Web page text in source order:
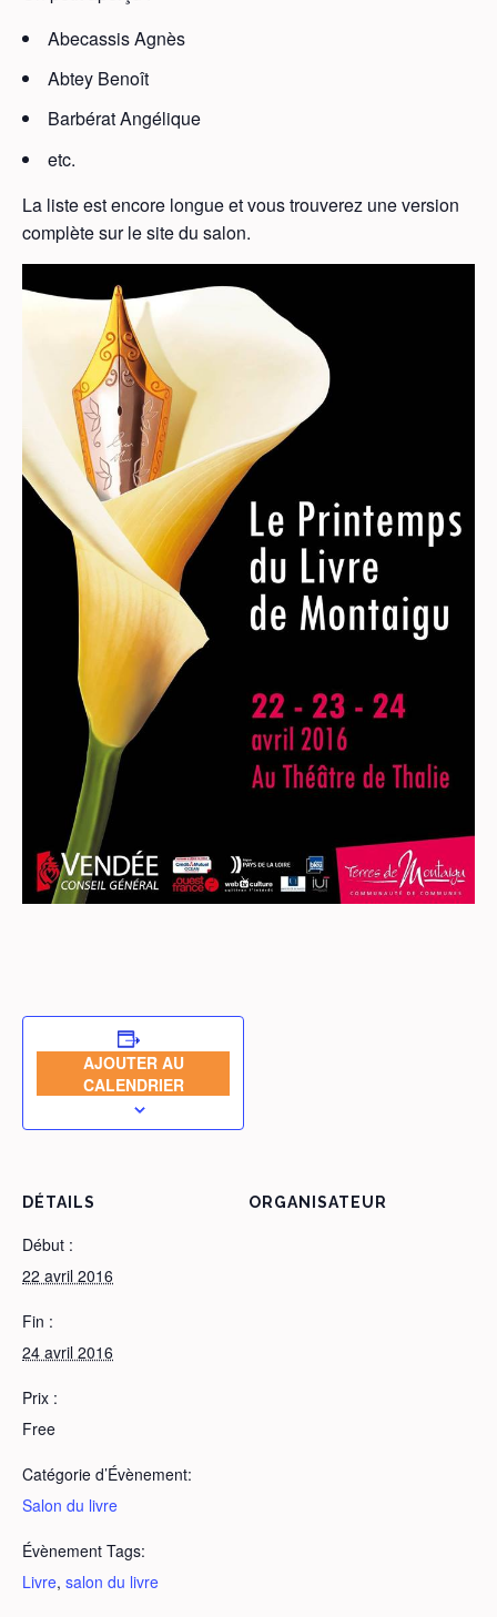
Abecassis Agnès
Abtey Benoît
Barbérat Angélique
etc.
La liste est encore longue et vous trouverez une version
complète sur le site du salon.
AJOUTER AU
CALENDRIER
DÉTAILS
Début :
22 avril 2016
Fin :
24 avril 2016
Prix :
Free
Catégorie d’Évènement:
Salon du livre
Évènement Tags:
Livre, salon du livre
ORGANISATEUR